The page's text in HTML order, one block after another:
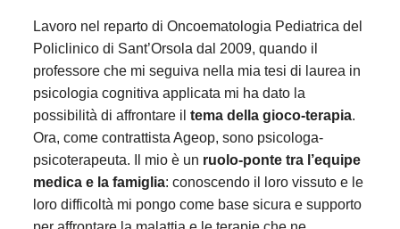
Lavoro nel reparto di Oncoematologia Pediatrica del
Policlinico di Sant’Orsola dal 2009, quando il
professore che mi seguiva nella mia tesi di laurea in
psicologia cognitiva applicata mi ha dato la
possibilità di affrontare il tema della gioco-terapia.
Ora, come contrattista Ageop, sono psicologa-
psicoterapeuta. Il mio è un ruolo-ponte tra l’equipe
medica e la famiglia: conoscendo il loro vissuto e le
loro difficoltà mi pongo come base sicura e supporto